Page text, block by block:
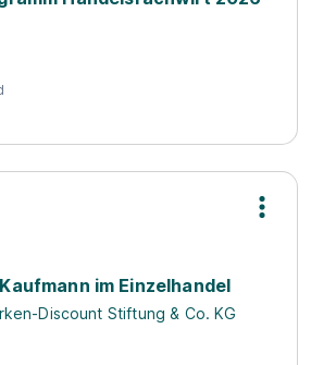
im Einzelhandel
Discount Stiftung & Co. KG